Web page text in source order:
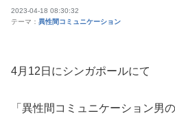
2023-04-18 08:30:32
テーマ： 異性間コミュニケーション
4月12日にシンガポールにて
「異性間コミュニケーション男